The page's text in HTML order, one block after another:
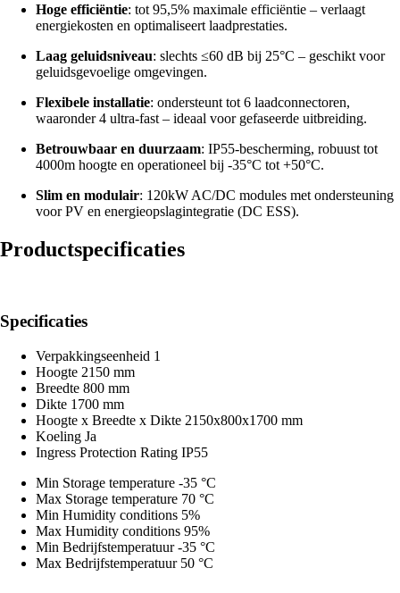
Hoge efficiëntie: tot 95,5% maximale efficiëntie – verlaagt
energiekosten en optimaliseert laadprestaties.
Laag geluidsniveau: slechts ≤60 dB bij 25°C – geschikt voor
geluidsgevoelige omgevingen.
Flexibele installatie: ondersteunt tot 6 laadconnectoren,
waaronder 4 ultra-fast – ideaal voor gefaseerde uitbreiding.
Betrouwbaar en duurzaam: IP55-bescherming, robuust tot
4000m hoogte en operationeel bij -35°C tot +50°C.
Slim en modulair: 120kW AC/DC modules met ondersteuning
voor PV en energieopslagintegratie (DC ESS).
Productspecificaties
Specificaties
Verpakkingseenheid 1
Hoogte 2150 mm
Breedte 800 mm
Dikte 1700 mm
Hoogte x Breedte x Dikte 2150x800x1700 mm
Koeling Ja
Ingress Protection Rating IP55
Min Storage temperature -35 °C
Max Storage temperature 70 °C
Min Humidity conditions 5%
Max Humidity conditions 95%
Min Bedrijfstemperatuur-35 °C
Max Bedrijfstemperatuur 50 °C